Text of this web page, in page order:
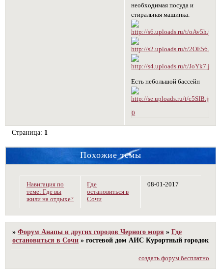
необходимая посуда и
стиральная машинка.
Есть небольшой бассейн
0
Страница: 1
Похожие темы
Навигация по
теме: Где вы
жили на отдыхе?
Где
остановиться в
Сочи
08-01-2017
»Форум Анапы и других городов Черного моря »Где
остановиться в Сочи »гостевой дом АИС Курортный городок
создать форум бесплатно